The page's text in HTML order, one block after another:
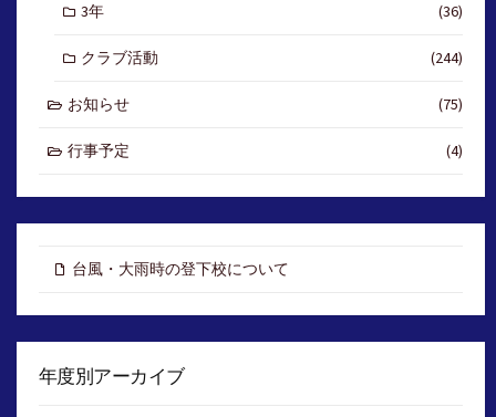
3年 (36)
クラブ活動 (244)
お知らせ (75)
行事予定 (4)
台風・大雨時の登下校について
年度別アーカイブ